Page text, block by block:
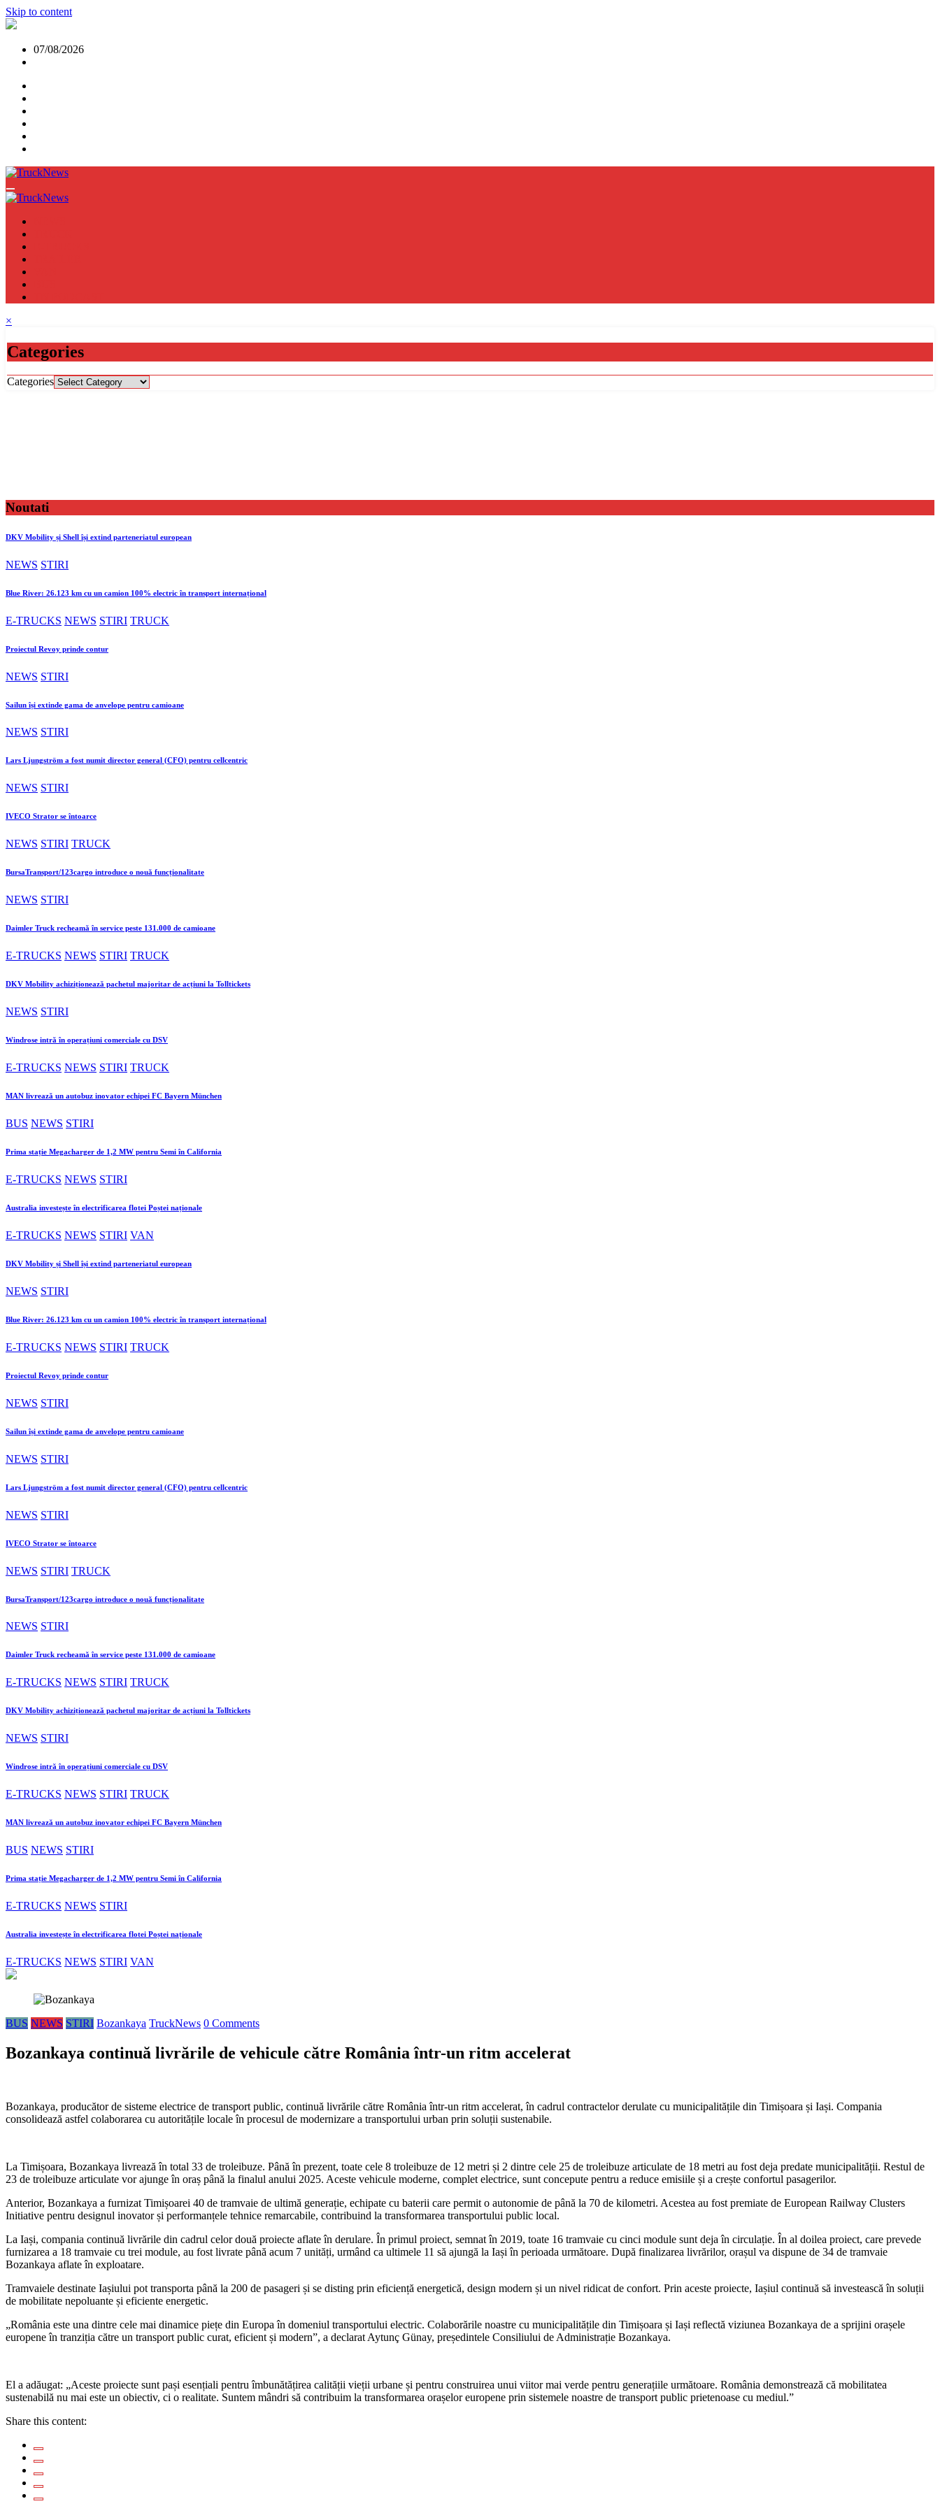
Skip to content
07/08/2026
×
Categories
Categories
Noutati
DKV Mobility și Shell își extind parteneriatul european
NEWS STIRI
Blue River: 26.123 km cu un camion 100% electric în transport internațional
E-TRUCKS NEWS STIRI TRUCK
Proiectul Revoy prinde contur
NEWS STIRI
Sailun își extinde gama de anvelope pentru camioane
NEWS STIRI
Lars Ljungström a fost numit director general (CFO) pentru cellcentric
NEWS STIRI
IVECO Strator se întoarce
NEWS STIRI TRUCK
BursaTransport/123cargo introduce o nouă funcționalitate
NEWS STIRI
Daimler Truck recheamă în service peste 131.000 de camioane
E-TRUCKS NEWS STIRI TRUCK
DKV Mobility achiziționează pachetul majoritar de acțiuni la Tolltickets
NEWS STIRI
Windrose intră în operațiuni comerciale cu DSV
E-TRUCKS NEWS STIRI TRUCK
MAN livrează un autobuz inovator echipei FC Bayern München
BUS NEWS STIRI
Prima stație Megacharger de 1,2 MW pentru Semi în California
E-TRUCKS NEWS STIRI
Australia investește în electrificarea flotei Poștei naționale
E-TRUCKS NEWS STIRI VAN
DKV Mobility și Shell își extind parteneriatul european
NEWS STIRI
Blue River: 26.123 km cu un camion 100% electric în transport internațional
E-TRUCKS NEWS STIRI TRUCK
Proiectul Revoy prinde contur
NEWS STIRI
Sailun își extinde gama de anvelope pentru camioane
NEWS STIRI
Lars Ljungström a fost numit director general (CFO) pentru cellcentric
NEWS STIRI
IVECO Strator se întoarce
NEWS STIRI TRUCK
BursaTransport/123cargo introduce o nouă funcționalitate
NEWS STIRI
Daimler Truck recheamă în service peste 131.000 de camioane
E-TRUCKS NEWS STIRI TRUCK
DKV Mobility achiziționează pachetul majoritar de acțiuni la Tolltickets
NEWS STIRI
Windrose intră în operațiuni comerciale cu DSV
E-TRUCKS NEWS STIRI TRUCK
MAN livrează un autobuz inovator echipei FC Bayern München
BUS NEWS STIRI
Prima stație Megacharger de 1,2 MW pentru Semi în California
E-TRUCKS NEWS STIRI
Australia investește în electrificarea flotei Poștei naționale
E-TRUCKS NEWS STIRI VAN
BUS NEWS STIRI Bozankaya TruckNews 0 Comments
Bozankaya continuă livrările de vehicule către România într-un ritm accelerat
Bozankaya, producător de sisteme electrice de transport public, continuă livrările către România într-un ritm accelerat, în cadrul contractelor derulate cu municipalitățile din Timișoara și Iași. Compania
consolidează astfel colaborarea cu autoritățile locale în procesul de modernizare a transportului urban prin soluții sustenabile.
La Timișoara, Bozankaya livrează în total 33 de troleibuze. Până în prezent, toate cele 8 troleibuze de 12 metri și 2 dintre cele 25 de troleibuze articulate de 18 metri au fost deja predate municipalității. Restul de
23 de troleibuze articulate vor ajunge în oraș până la finalul anului 2025. Aceste vehicule moderne, complet electrice, sunt concepute pentru a reduce emisiile și a crește confortul pasagerilor.
Anterior, Bozankaya a furnizat Timișoarei 40 de tramvaie de ultimă generație, echipate cu baterii care permit o autonomie de până la 70 de kilometri. Acestea au fost premiate de European Railway Clusters
Initiative pentru designul inovator și performanțele tehnice remarcabile, contribuind la transformarea transportului public local.
La Iași, compania continuă livrările din cadrul celor două proiecte aflate în derulare. În primul proiect, semnat în 2019, toate 16 tramvaie cu cinci module sunt deja în circulație. În al doilea proiect, care prevede
furnizarea a 18 tramvaie cu trei module, au fost livrate până acum 7 unități, urmând ca ultimele 11 să ajungă la Iași în perioada următoare. După finalizarea livrărilor, orașul va dispune de 34 de tramvaie
Bozankaya aflate în exploatare.
Tramvaiele destinate Iașiului pot transporta până la 200 de pasageri și se disting prin eficiență energetică, design modern și un nivel ridicat de confort. Prin aceste proiecte, Iașiul continuă să investească în soluții
de mobilitate nepoluante și eficiente energetic.
„România este una dintre cele mai dinamice piețe din Europa în domeniul transportului electric. Colaborările noastre cu municipalitățile din Timișoara și Iași reflectă viziunea Bozankaya de a sprijini orașele
europene în tranziția către un transport public curat, eficient și modern”, a declarat Aytunç Günay, președintele Consiliului de Administrație Bozankaya.
El a adăugat: „Aceste proiecte sunt pași esențiali pentru îmbunătățirea calității vieții urbane și pentru construirea unui viitor mai verde pentru generațiile următoare. România demonstrează că mobilitatea
sustenabilă nu mai este un obiectiv, ci o realitate. Suntem mândri să contribuim la transformarea orașelor europene prin sistemele noastre de transport public prietenoase cu mediul.”
Share this content: